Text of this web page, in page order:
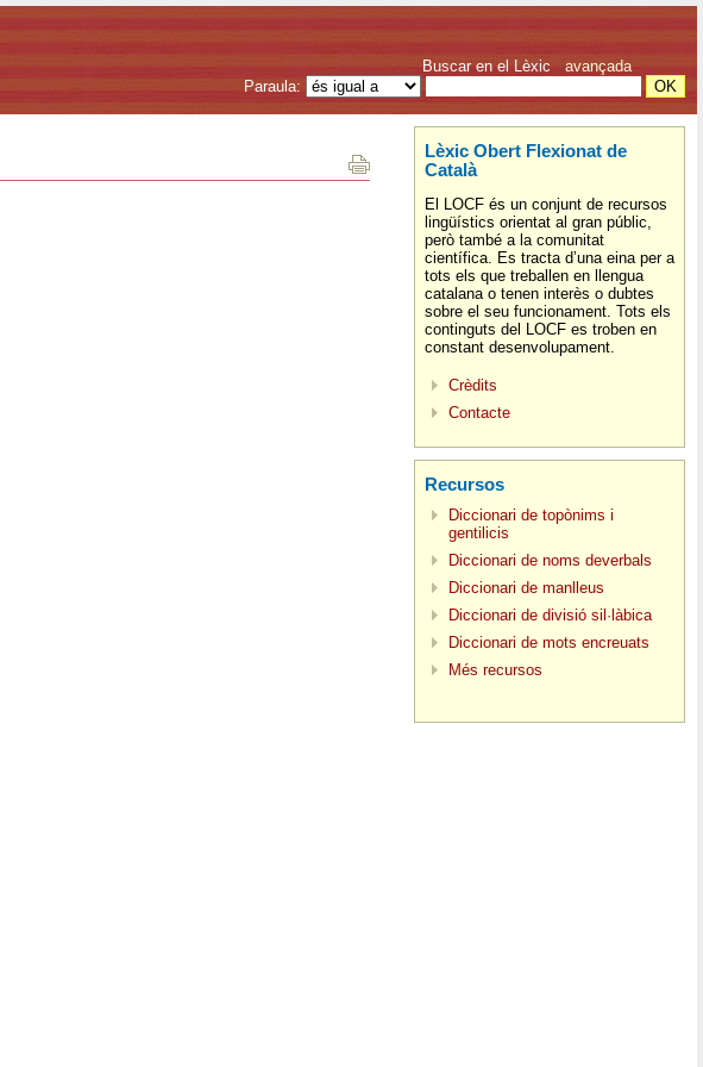
Buscar en el Lèxic avançada
Paraula:
Lèxic Obert Flexionat de
Català
El LOCF és un conjunt de recursos
lingüístics orientat al gran públic,
però també a la comunitat
científica. Es tracta d’una eina per a
tots els que treballen en llengua
catalana o tenen interès o dubtes
sobre el seu funcionament. Tots els
continguts del LOCF es troben en
constant desenvolupament.
Crèdits
Contacte
Recursos
Diccionari de topònims i
gentilicis
Diccionari de noms deverbals
Diccionari de manlleus
Diccionari de divisió sil·làbica
Diccionari de mots encreuats
Més recursos